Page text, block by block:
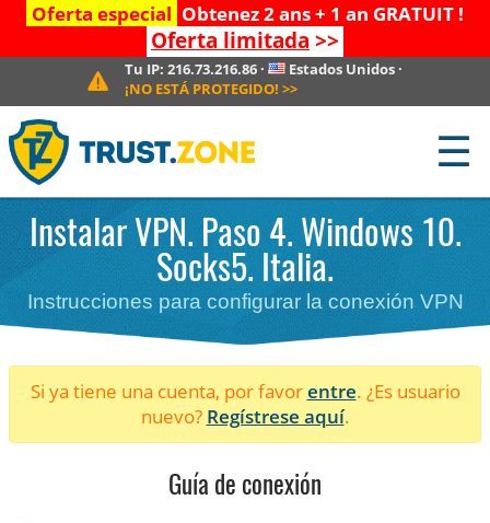
Oferta especial Obtenez 2 ans + 1 an GRATUIT !
Oferta limitada >>
Tu IP:216.73.216.86 · Estados Unidos·
¡NO ESTÁ PROTEGIDO! >>
☰
Instalar VPN. Paso 4. Windows 10.
Socks5. Italia.
Instrucciones para configurar la conexión VPN
Si ya tiene una cuenta, por favorentre. ¿Es usuario
nuevo? Regístrese aquí.
Guía de conexión